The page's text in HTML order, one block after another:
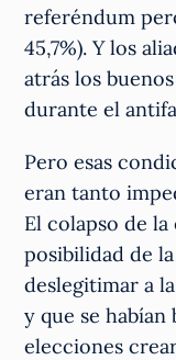
referéndum
45,7%). Y los
atrás los
durante el
Pero esas
eran tanto
El colapso de
posibilidad de
deslegitimar a
y que se habían
elecciones